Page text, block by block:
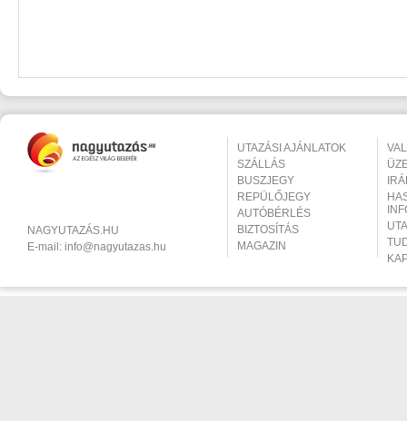
NAGYUTAZÁS.HU
E-mail: info@nagyutazas.hu
UTAZÁSI AJÁNLATOK
SZÁLLÁS
BUSZJEGY
REPÜLŐJEGY
AUTÓBÉRLÉS
BIZTOSÍTÁS
MAGAZIN